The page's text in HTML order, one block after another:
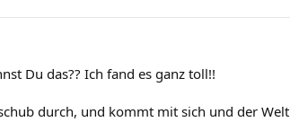
Du das?? Ich fand es ganz toll!!
durch, und kommt mit sich und der